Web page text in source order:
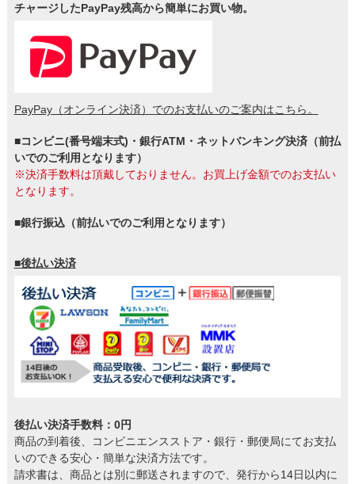
チャージしたPayPay残高から簡単にお買い物。
PayPay（オンライン決済）でのお支払いのご案内はこちら。
■コンビニ(番号端末式)・銀行ATM・ネットバンキング決済（前払
いでのご利用となります）
※決済手数料は頂戴しておりません。お買上げ金額でのお支払い
となります。
■銀行振込（前払いでのご利用となります）
■後払い決済
後払い決済手数料：0円
商品の到着後、コンビニエンスストア・銀行・郵便局にてお支払
いのできる安心・簡単な決済方法です。
請求書は、商品とは別に郵送されますので、発行から14日以内に